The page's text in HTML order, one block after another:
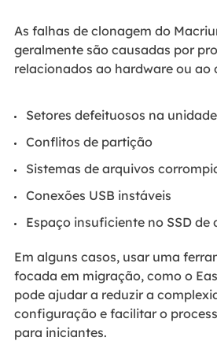
As falhas de clonagem do
geralmente são causadas por
relacionados ao hardware ou ao
Setores defeituosos na
Conflitos de partição
Sistemas de arquivos
Conexões USB instáveis
Espaço insuficiente no SSD de
Em alguns casos, usar uma
focada em migração, como o
pode ajudar a reduzir a
configuração e facilitar o
para iniciantes.